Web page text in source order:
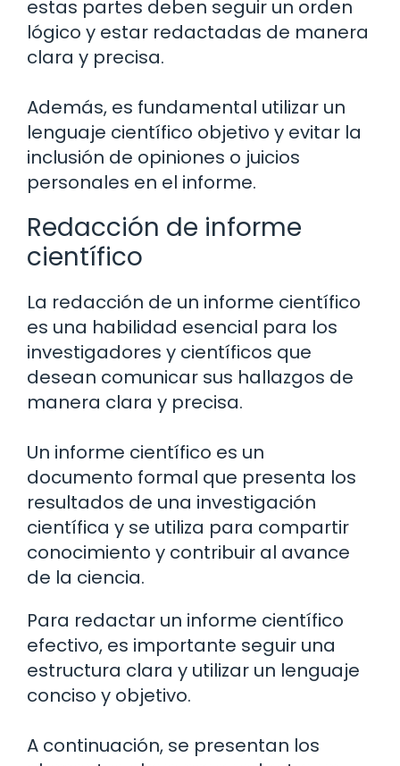
estas partes deben seguir un orden
lógico y estar redactadas de manera
clara y precisa.
Además, es fundamental utilizar un
lenguaje científico objetivo y evitar la
inclusión de opiniones o juicios
personales en el informe.
Redacción de informe
científico
La redacción de un informe científico
es una habilidad esencial para los
investigadores y científicos que
desean comunicar sus hallazgos de
manera clara y precisa.
Un informe científico es un
documento formal que presenta los
resultados de una investigación
científica y se utiliza para compartir
conocimiento y contribuir al avance
de la ciencia.
Para redactar un informe científico
efectivo, es importante seguir una
estructura clara y utilizar un lenguaje
conciso y objetivo.
A continuación, se presentan los